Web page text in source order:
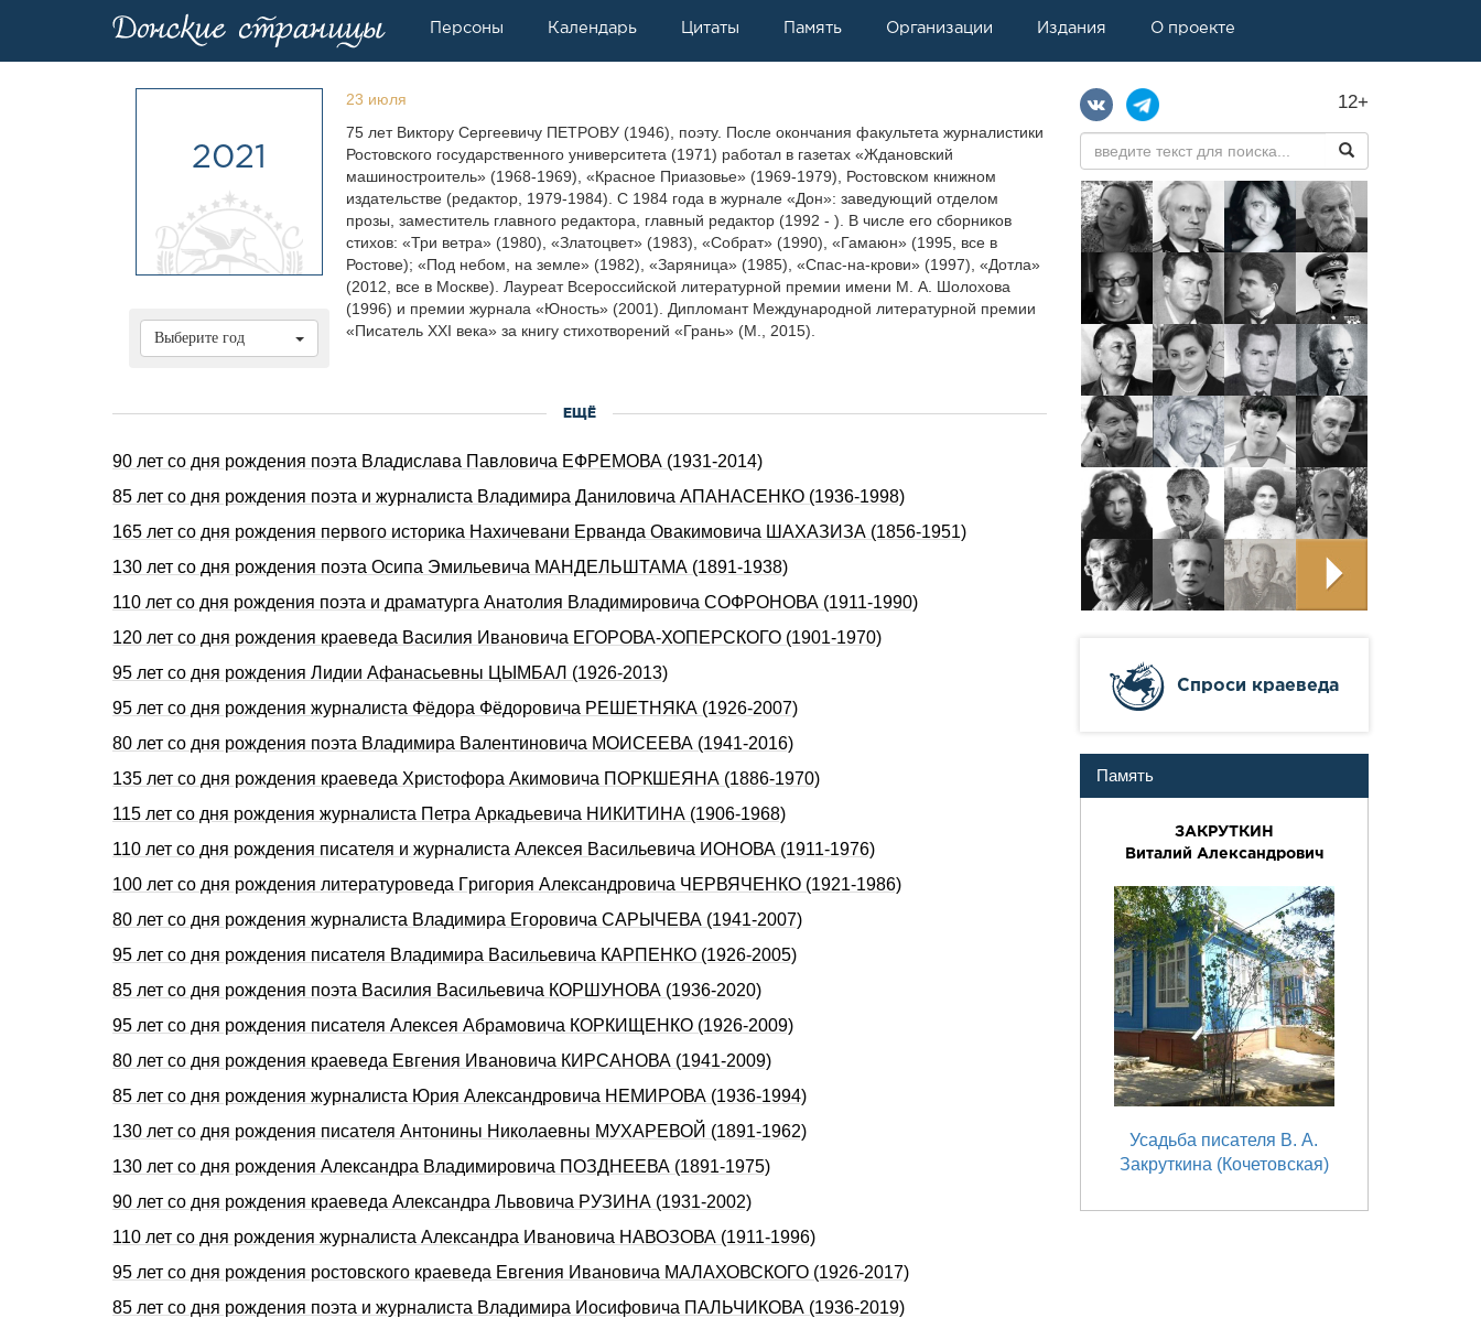
Персоны Календарь Цитаты Память Организации Издания О проекте
2021
Выберите год
23 июля
75 лет Виктоpу Сеpгеевичу ПЕТРОВУ (1946), поэту. После окончания факультета журналистики
Ростовского государственного университета (1971) работал в газетах «Ждановский
машиностроитель» (1968-1969), «Красное Приазовье» (1969-1979), Ростовском книжном
издательстве (редактор, 1979-1984). С 1984 года в журнале «Дон»: заведующий отделом
прозы, заместитель главного редактора, главный редактор (1992 - ). В числе его сборников
стихов: «Три ветра» (1980), «Златоцвет» (1983), «Собрат» (1990), «Гамаюн» (1995, все в
Ростове); «Под небом, на земле» (1982), «Заряница» (1985), «Спас-на-крови» (1997), «Дотла»
(2012, все в Москве). Лауреат Всероссийской литературной премии имени М. А. Шолохова
(1996) и премии журнала «Юность» (2001). Дипломант Международной литературной премии
«Писатель XXI века» за книгу стихотворений «Грань» (М., 2015).
ЕЩЁ
90 лет со дня pождения поэта Владислава Павловича ЕФРЕМОВА (1931-2014)
85 лет со дня pождения поэта и журналиста Владимиpа Даниловича АПАHАСЕHКО (1936-1998)
165 лет со дня pождения первого историка Нахичевани Ерванда Овакимовича ШАХАЗИЗА (1856-1951)
130 лет со дня рождения поэта Осипа Эмильевича МАНДЕЛЬШТАМА (1891-1938)
110 лет со дня рождения поэта и драматурга Анатолия Владимировича СОФРОНОВА (1911-1990)
120 лет со дня рождения краеведа Василия Ивановича ЕГОРОВА-ХОПЕРСКОГО (1901-1970)
95 лет со дня рождения Лидии Афанасьевны ЦЫМБАЛ (1926-2013)
95 лет со дня рождения журналиста Фёдора Фёдоровича РЕШЕТНЯКА (1926-2007)
80 лет со дня рождения поэта Владимира Валентиновича МОИСЕЕВА (1941-2016)
135 лет со дня pождения краеведа Хpистофоpа Акимовича ПОРКШЕЯHА (1886-1970)
115 лет со дня pождения журналиста Петpа Аpкадьевича HИКИТИHА (1906-1968)
110 лет со дня рождения писателя и журналиста Алексея Васильевича ИОНОВА (1911-1976)
100 лет со дня pождения литературоведа Гpигоpия Александpовича ЧЕРВЯЧЕHКО (1921-1986)
80 лет со дня рождения журналиста Владимира Егоровича САРЫЧЕВА (1941-2007)
95 лет со дня рождения писателя Владимира Васильевича КАРПЕНКО (1926-2005)
85 лет со дня рождения поэта Василия Васильевича КОРШУНОВА (1936-2020)
95 лет со дня рождения писателя Алексея Абрамовича КОРКИЩЕНКО (1926-2009)
80 лет со дня рождения краеведа Евгения Ивановича КИРСАНОВА (1941-2009)
85 лет со дня рождения журналиста Юрия Александровича НЕМИРОВА (1936-1994)
130 лет со дня рождения писателя Антонины Николаевны МУХАРЕВОЙ (1891-1962)
130 лет со дня рождения Александра Владимировича ПОЗДНЕЕВА (1891-1975)
90 лет со дня рождения краеведа Александра Львовича РУЗИНА (1931-2002)
110 лет со дня рождения журналиста Александра Ивановича НАВОЗОВА (1911-1996)
95 лет со дня рождения ростовского краеведа Евгения Ивановича МАЛАХОВСКОГО (1926-2017)
85 лет со дня рождения поэта и журналиста Владимира Иосифовича ПАЛЬЧИКОВА (1936-2019)
12+
Cпроси краеведа
Память
ЗАКРУТКИН
Виталий Александрович
Усадьба писателя В. А.
Закруткина (Кочетовская)